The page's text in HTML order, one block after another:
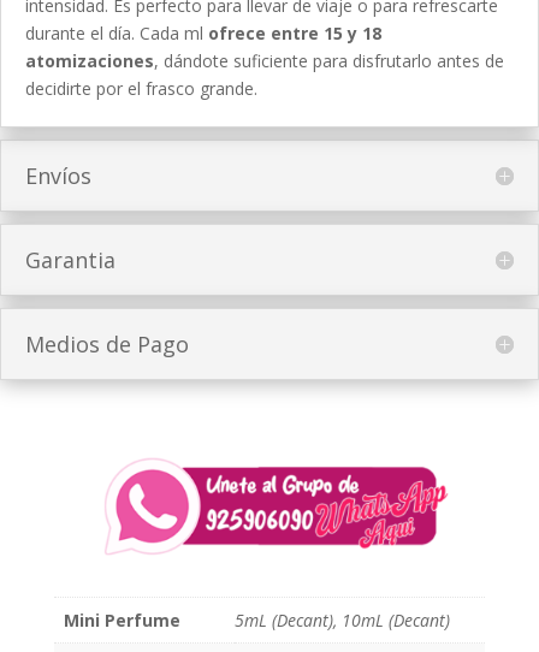
intensidad. Es perfecto para llevar de viaje o para refrescarte
durante el día. Cada ml ofrece entre 15 y 18
atomizaciones, dándote suficiente para disfrutarlo antes de
decidirte por el frasco grande.
Envíos
Garantia
Medios de Pago
Mini Perfume 5mL (Decant), 10mL (Decant)